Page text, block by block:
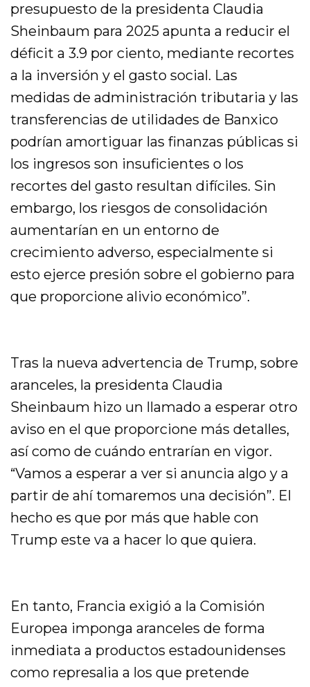
presupuesto de la presidenta Claudia
Sheinbaum para 2025 apunta a reducir el
déficit a 3.9 por ciento, mediante recortes
a la inversión y el gasto social. Las
medidas de administración tributaria y las
transferencias de utilidades de Banxico
podrían amortiguar las finanzas públicas si
los ingresos son insuficientes o los
recortes del gasto resultan difíciles. Sin
embargo, los riesgos de consolidación
aumentarían en un entorno de
crecimiento adverso, especialmente si
esto ejerce presión sobre el gobierno para
que proporcione alivio económico”.
Tras la nueva advertencia de Trump, sobre
aranceles, la presidenta Claudia
Sheinbaum hizo un llamado a esperar otro
aviso en el que proporcione más detalles,
así como de cuándo entrarían en vigor.
“Vamos a esperar a ver si anuncia algo y a
partir de ahí tomaremos una decisión”. El
hecho es que por más que hable con
Trump este va a hacer lo que quiera.
En tanto, Francia exigió a la Comisión
Europea imponga aranceles de forma
inmediata a productos estadounidenses
como represalia a los que pretende